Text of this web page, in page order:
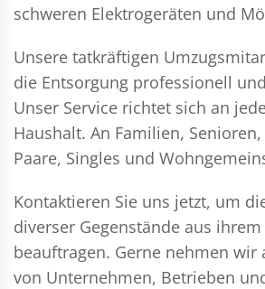
schweren Elektrogeräten und
Unsere tatkräftigen
die Entsorgung professionell
Unser Service richtet sich an
Haushalt. An Familien,
Paare, Singles und
Kontaktieren Sie uns jetzt, um
diverser Gegenstände aus
beauftragen. Gerne nehmen wir
von Unternehmen, Betrieben